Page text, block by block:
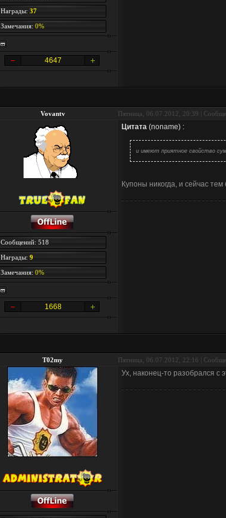
Награды: 37
Замечания: 0%
4647
Vovantv Пятница, 06.07.2012, 20:39 |
Сообщений: 518
Награды: 9
Замечания: 0%
1668
Цитата (noname) :
и имеют приятное свойство
Купоны никогда, и сейчас
T02my Пятница, 06.07.2012, 22:16 |
Ух, наконец-то разобрался с